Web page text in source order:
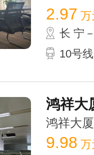
2.97 万
长 宁
10号
鸿祥大
鸿祥大
9.98 万